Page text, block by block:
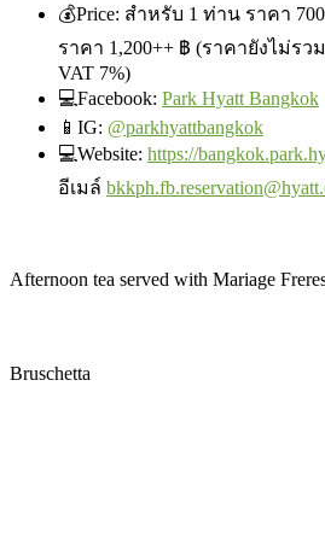
💰Price: สำหรับ 1 ท่าน ราคา
ราคา 1,200++ ฿ (ราคายังไม่รวม
VAT 7%)
💻Facebook: Park Hyatt Bangkok
📱IG: @parkhyattbangkok
💻Website: https://
อีเมล์
Afternoon tea served with Mariage
Bruschetta